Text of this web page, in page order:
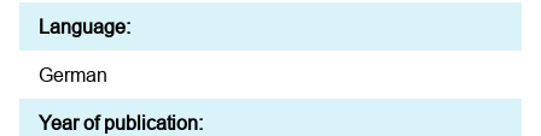
Language:
German
Year of publication: